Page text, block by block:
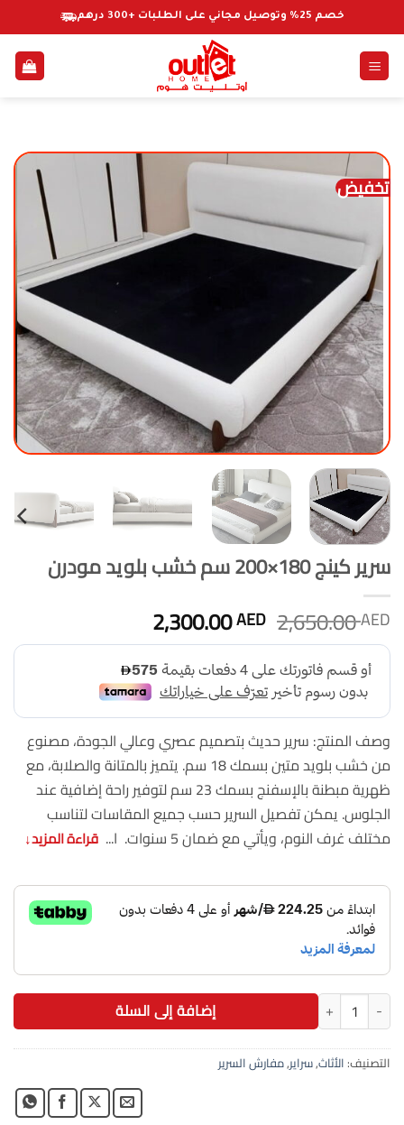
للمحتوى
خصم 25% وتوصيل مجاني على الطلبات +300 درهم
تخفيض
سرير كينج 180×200 سم خشب بلويد مودرن
2,650.00AED السعر
الأصلي
هو:
2,650.00 AED.
2,300.00AED
الحالي
هو:
2,300.00 AED.
وصف المنتج: سرير حديث بتصميم عصري وعالي الجودة، مصنوع
من خشب بلويد متين بسمك 18 سم. يتميز بالمتانة والصلابة، مع
ظهرية مبطنة بالإسفنج بسمك 23 سم لتوفير راحة إضافية عند
الجلوس. يمكن تفصيل السرير حسب جميع المقاسات لتناسب
مختلف غرف النوم، ويأتي مع ضمان 5 سنوات. ا...
قراءة المزيد↓
كمية سرير كينج 180×200 سم خشب بلويد مودرن إضافة إلى السلة
التصنيف: الأثاث,سراير,مفارش السرير